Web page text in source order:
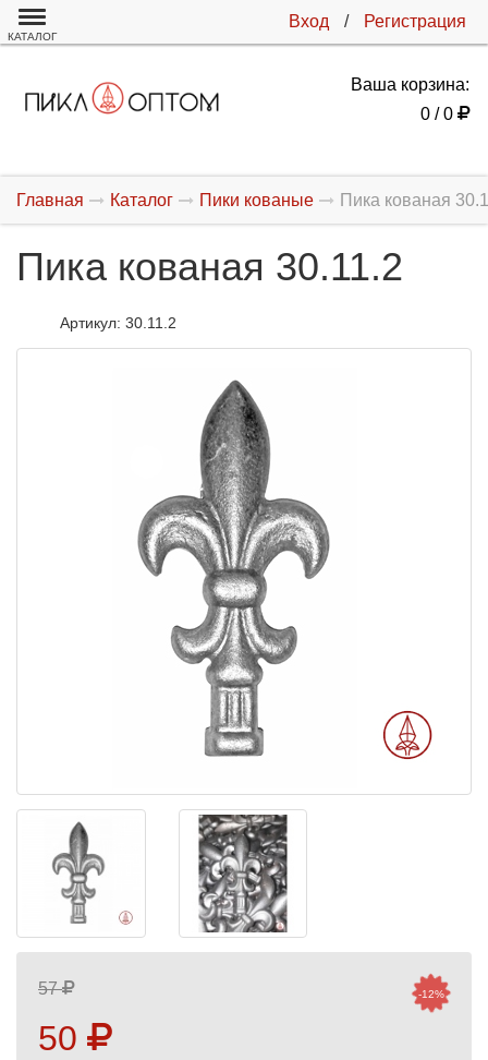
Вход / Регистрация
КАТАЛОГ
Ваша корзина:
0 / 0
Главная Каталог Пики кованые Пика кованая
Пика кованая 30.11.2
Артикул: 30.11.2
57
50
-12%